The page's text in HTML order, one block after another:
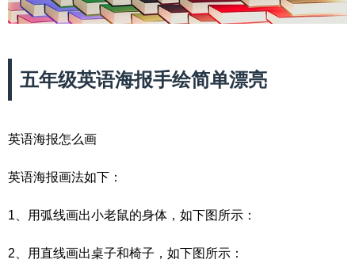
五年级英语海报手绘简单漂亮
英语海报怎么画
英语海报画法如下：
1、用弧线画出小老鼠的身体，如下图所示：
2、用直线画出桌子和椅子，如下图所示：